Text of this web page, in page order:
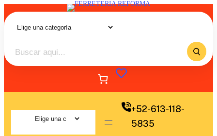
+52-613-118-
5835